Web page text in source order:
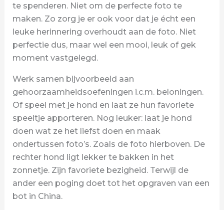
te spenderen. Niet om de perfecte foto te
maken. Zo zorg je er ook voor dat je écht een
leuke herinnering overhoudt aan de foto. Niet
perfectie dus, maar wel een mooi, leuk of gek
moment vastgelegd.
Werk samen bijvoorbeeld aan
gehoorzaamheidsoefeningen i.c.m. beloningen.
Of speel met je hond en laat ze hun favoriete
speeltje apporteren. Nog leuker: laat je hond
doen wat ze het liefst doen en maak
ondertussen foto’s. Zoals de foto hierboven. De
rechter hond ligt lekker te bakken in het
zonnetje. Zijn favoriete bezigheid. Terwijl de
ander een poging doet tot het opgraven van een
bot in China.